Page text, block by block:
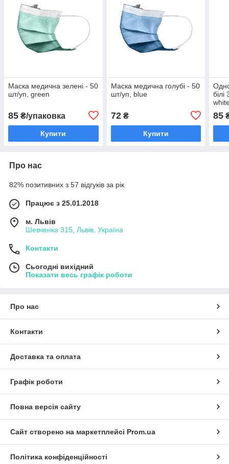
Маска медична зелені - 50
шт/уп, green
85 ₴/упаковка
Купити
Маска медична голубі - 50
шт/уп, blue
72₴
Купити
85
Про нас
82% позитивних з 57 відгуків за рік
Працює з 25.01.2018
м. Львів
Шевченка 315, Львів, Україна
Контакти
Сьогодні вихідний
Показати весь графік роботи
Про нас
Контакти
Доставка та оплата
Графік роботи
Повна версія сайту
Сайт створено на маркетплейсі Prom.ua
Політика конфіденційності